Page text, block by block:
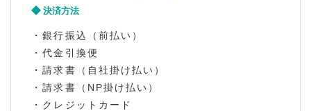
決済方法
・銀行振込（前払い）
・代金引換便
・請求書（自社掛け払い）
・請求書（NP掛け払い）
・クレジットカード